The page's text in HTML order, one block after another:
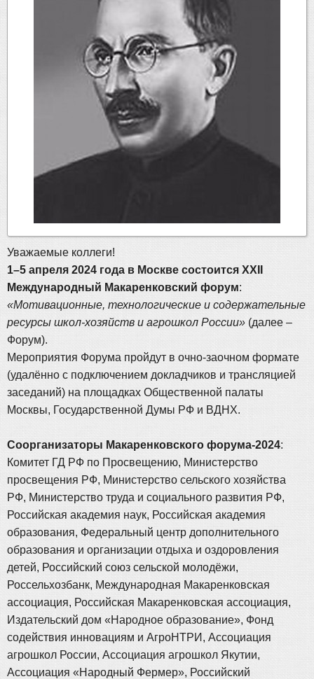
Уважаемые коллеги!
1–5 апреля 2024 года в Москве состоится ХХII
Международный Макаренковский форум:
«Мотивационные, технологические и содержательные
ресурсы школ-хозяйств и агрошкол России» (далее –
Форум).
Мероприятия Форума пройдут в очно-заочном формате
(удалённо с подключением докладчиков и трансляцией
заседаний) на площадках Общественной палаты
Москвы, Государственной Думы РФ и ВДНХ.
Соорганизаторы Макаренковского форума-2024:
Комитет ГД РФ по Просвещению, Министерство
просвещения РФ, Министерство сельского хозяйства
РФ, Министерство труда и социального развития РФ,
Российская академия наук, Российская академия
образования, Федеральный центр дополнительного
образования и организации отдыха и оздоровления
детей, Российский союз сельской молодёжи,
Россельхозбанк, Международная Макаренковская
ассоциация, Российская Макаренковская ассоциация,
Издательский дом «Народное образование», Фонд
содействия инновациям и АгроНТРИ, Ассоциация
агрошкол России, Ассоциация агрошкол Якутии,
Ассоциация «Народный Фермер», Российский